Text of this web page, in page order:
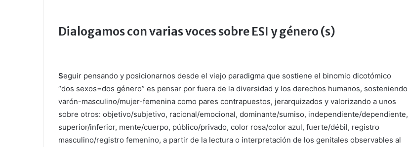
Dialogamos con varias voces sobre ESI y género (s)
Seguir pensando y posicionarnos desde el viejo paradigma que sostiene el binomio dicotómico
“dos sexos=dos género” es pensar por fuera de la diversidad y los derechos humanos, sosteniendo
varón-masculino/mujer-femenina como pares contrapuestos, jerarquizados y valorizando a unos
sobre otros: objetivo/subjetivo, racional/emocional, dominante/sumiso, independiente/dependiente,
superior/inferior, mente/cuerpo, público/privado, color rosa/color azul, fuerte/débil, registro
masculino/registro femenino, a partir de la lectura o interpretación de los genitales observables al